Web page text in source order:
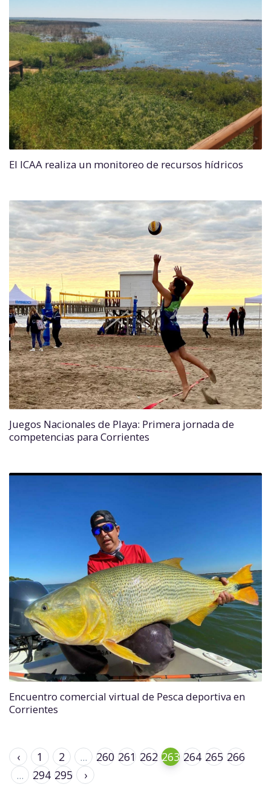
El ICAA realiza un monitoreo de recursos hídricos
Juegos Nacionales de Playa: Primera jornada de
competencias para Corrientes
Encuentro comercial virtual de Pesca deportiva en
Corrientes
‹ 1 2 ... 260 261 262 263 264 265 266
...
294 295 ›